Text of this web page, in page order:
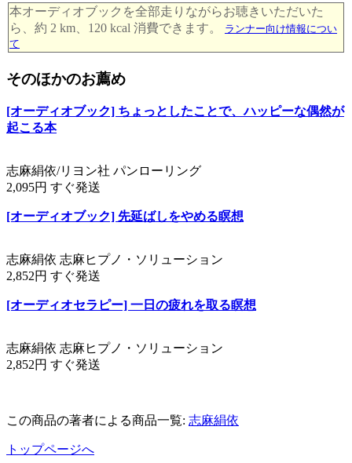
本オーディオブックを全部走りながらお聴きいただいた
ら、約 2 km、120 kcal 消費できます。
ランナー向け情報につい
て
そのほかのお薦め
[オーディオブック] ちょっとしたことで、ハッピーな偶然が
起こる本
志麻絹依/リヨン社 パンローリング
2,095円 すぐ発送
[オーディオブック] 先延ばしをやめる瞑想
志麻絹依 志麻ヒプノ・ソリューション
2,852円 すぐ発送
[オーディオセラピー] 一日の疲れを取る瞑想
志麻絹依 志麻ヒプノ・ソリューション
2,852円 すぐ発送
この商品の著者による商品一覧: 志麻絹依
トップページへ